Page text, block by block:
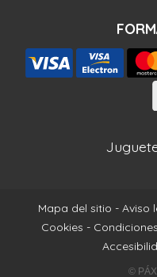
Mapa del sitio - Aviso
Cookies -
©